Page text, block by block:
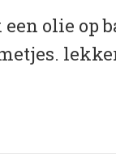
een olie op